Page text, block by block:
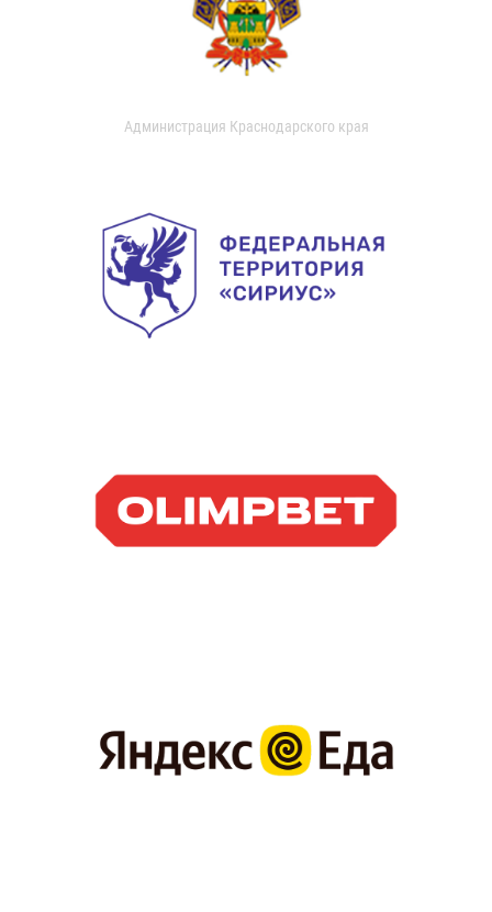
Администрация Краснодарского края